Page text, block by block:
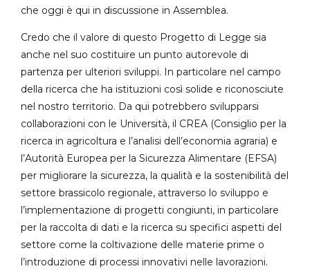
che oggi è qui in discussione in Assemblea.
Credo che il valore di questo Progetto di Legge sia
anche nel suo costituire un punto autorevole di
partenza per ulteriori sviluppi. In particolare nel campo
della ricerca che ha istituzioni così solide e riconosciute
nel nostro territorio. Da qui potrebbero svilupparsi
collaborazioni con le Università, il CREA (Consiglio per la
ricerca in agricoltura e l’analisi dell’economia agraria) e
l’Autorità Europea per la Sicurezza Alimentare (EFSA)
per migliorare la sicurezza, la qualità e la sostenibilità del
settore brassicolo regionale, attraverso lo sviluppo e
l’implementazione di progetti congiunti, in particolare
per la raccolta di dati e la ricerca su specifici aspetti del
settore come la coltivazione delle materie prime o
l’introduzione di processi innovativi nelle lavorazioni.